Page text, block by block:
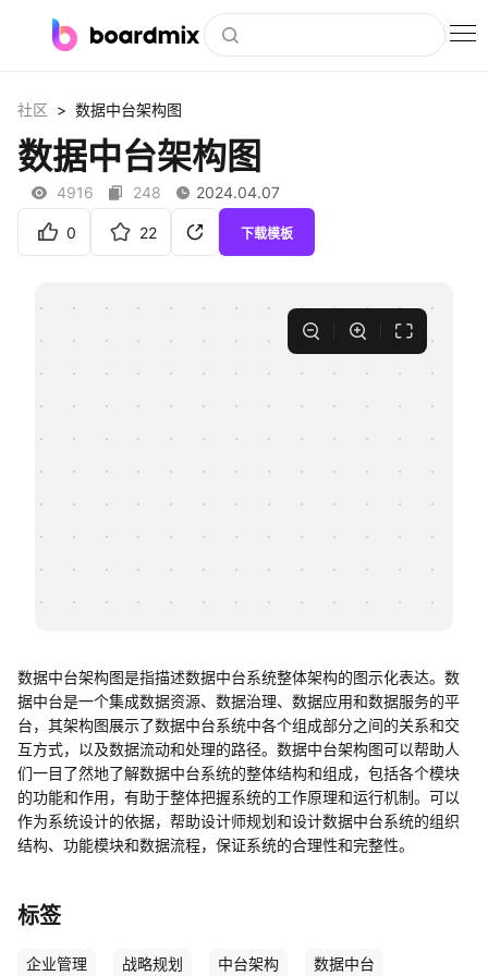
社区资源
下载
客户案例
知识分享社区
社区 > 数据中台架构图
数据中台架构图
4916 248 2024.04.07
0 22 下载模板
数据中台架构图是指描述数据中台系统整体架构的图示化表达。数
据中台是一个集成数据资源、数据治理、数据应用和数据服务的平
台，其架构图展示了数据中台系统中各个组成部分之间的关系和交
互方式，以及数据流动和处理的路径。数据中台架构图可以帮助人
们一目了然地了解数据中台系统的整体结构和组成，包括各个模块
的功能和作用，有助于整体把握系统的工作原理和运行机制。可以
作为系统设计的依据，帮助设计师规划和设计数据中台系统的组织
结构、功能模块和数据流程，保证系统的合理性和完整性。
标签
企业管理 战略规划 中台架构 数据中台